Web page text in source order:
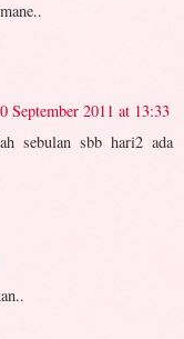
September 2011 at 13:33
sebulan sbb hari2 ada